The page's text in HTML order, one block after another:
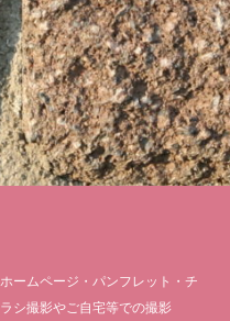
ホームページ・パンフレット・チ
ラシ撮影やご自宅等での撮影